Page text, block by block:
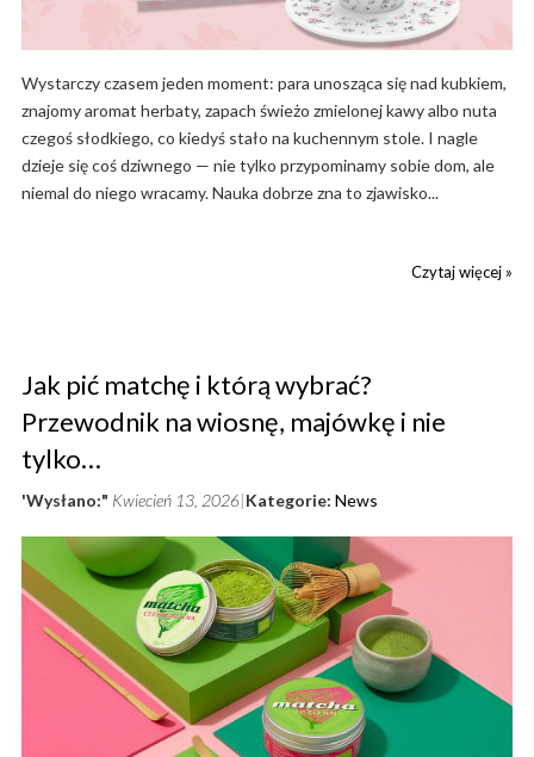
Wystarczy czasem jeden moment: para unosząca się nad kubkiem,
znajomy aromat herbaty, zapach świeżo zmielonej kawy albo nuta
czegoś słodkiego, co kiedyś stało na kuchennym stole. I nagle
dzieje się coś dziwnego — nie tylko przypominamy sobie dom, ale
niemal do niego wracamy. Nauka dobrze zna to zjawisko...
Czytaj więcej »
Jak pić matchę i którą wybrać?
Przewodnik na wiosnę, majówkę i nie
tylko…
'Wysłano:" Kwiecień 13, 2026 Kategorie: News